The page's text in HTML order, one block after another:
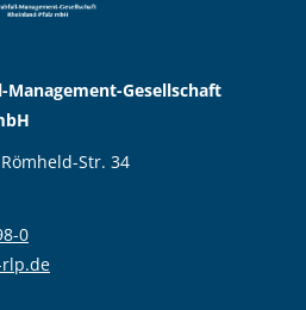
Management-Gesellschaft
Str. 34
0
rlp.de